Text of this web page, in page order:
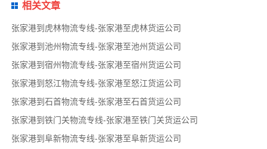
相关文章
张家港到虎林物流专线-张家港至虎林货运公司
张家港到池州物流专线-张家港至池州货运公司
张家港到宿州物流专线-张家港至宿州货运公司
张家港到怒江物流专线-张家港至怒江货运公司
张家港到石首物流专线-张家港至石首货运公司
张家港到铁门关物流专线-张家港至铁门关货运公司
张家港到阜新物流专线-张家港至阜新货运公司